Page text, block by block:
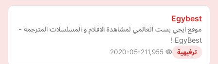
Egybest
موقع ايجي بست العالمي لمشاهدة الافلام و المسلسلات المترجمة -
EgyBest !
ترفيهية 2020-05-21